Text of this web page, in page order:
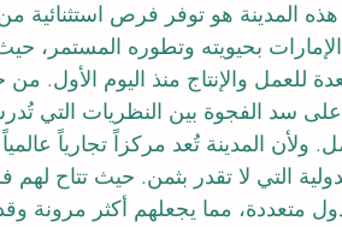
هذه المدينة هو توفر فرص استثنائية
بحيويته وتطوره المستمر،
للعمل والإنتاج منذ اليوم الأول. من
على سد الفجوة بين النظريات التي
المدينة تُعد مركزاً تجارياً عالمياً
التي لا تقدر بثمن. حيث تتاح لهم
متعددة، مما يجعلهم أكثر مرونة